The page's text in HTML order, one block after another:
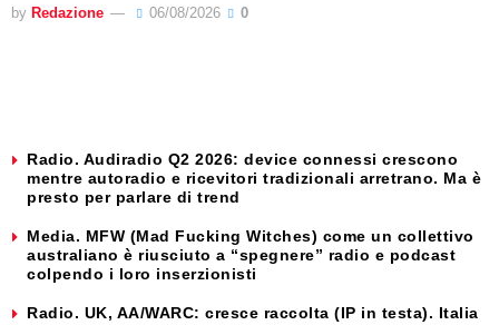
by Redazione 06/08/2026 0
Radio. Audiradio Q2 2026: device connessi crescono
mentre autoradio e ricevitori tradizionali arretrano. Ma è
presto per parlare di trend
Media. MFW (Mad Fucking Witches) come un collettivo
australiano è riusciuto a “spegnere” radio e podcast
colpendo i loro inserzionisti
Radio. UK, AA/WARC: cresce raccolta (IP in testa). Italia